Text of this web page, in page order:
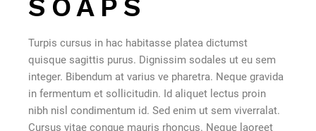
SOAPS
Turpis cursus in hac habitasse platea dictumst
quisque sagittis purus. Dignissim sodales ut eu sem
integer. Bibendum at varius ve pharetra. Neque gravida
in fermentum et sollicitudin. Id aliquet lectus proin
nibh nisl condimentum id. Sed enim ut sem viverralat.
Cursus vitae congue mauris rhoncus. Neque laoreet